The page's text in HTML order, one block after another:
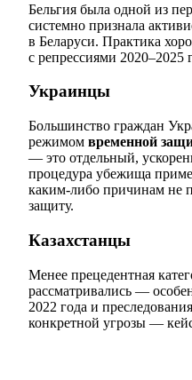
Бельгия была одной из
системно признала
в Беларуси. Практика
с репрессиями 2020–2025
Украинцы
Большинство граждан
режимом временной
— это отдельный,
процедура убежища
каким-либо причинам не
защиту.
Казахстанцы
Менее прецедентная
рассматривались —
2022 года и
конкретной угрозы —